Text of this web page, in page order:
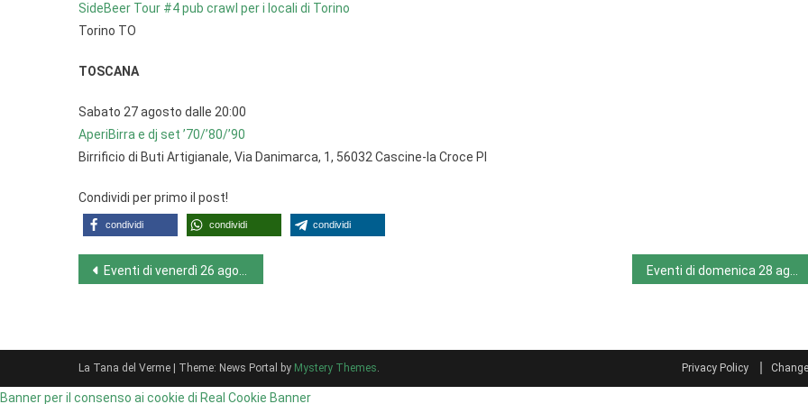
SideBeer Tour #4 pub crawl per i locali di Torino
Torino TO
TOSCANA
Sabato 27 agosto dalle 20:00
AperiBirra e dj set ’70/’80/’90
Birrificio di Buti Artigianale, Via Danimarca, 1, 56032 Cascine-la Croce PI
Condividi per primo il post!
condividi condividi condividi
Navigazione
Eventi di venerdì 26 agosto 2022
La Tana del Verme Theme: News Portal by Mystery Themes. Privacy Policy
Banner per il consenso ai cookie di Real Cookie Banner